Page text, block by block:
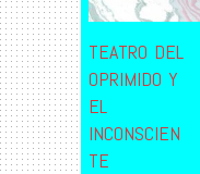
TEATRO DEL
OPRIMIDO Y
EL
INCONSCIEN
TE